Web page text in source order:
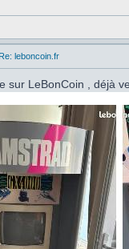
Re: leboncoin.fr
sur LeBonCoin , déjà